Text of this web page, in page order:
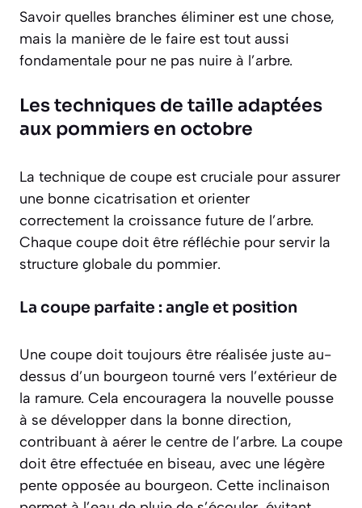
Savoir quelles branches éliminer est une chose,
mais la manière de le faire est tout aussi
fondamentale pour ne pas nuire à l’arbre.
Les techniques de taille adaptées
aux pommiers en octobre
La technique de coupe est cruciale pour assurer
une bonne cicatrisation et orienter
correctement la croissance future de l’arbre.
Chaque coupe doit être réfléchie pour servir la
structure globale du pommier.
La coupe parfaite : angle et position
Une coupe doit toujours être réalisée juste au-
dessus d’un bourgeon tourné vers l’extérieur de
la ramure. Cela encouragera la nouvelle pousse
à se développer dans la bonne direction,
contribuant à aérer le centre de l’arbre. La coupe
doit être effectuée en biseau, avec une légère
pente opposée au bourgeon. Cette inclinaison